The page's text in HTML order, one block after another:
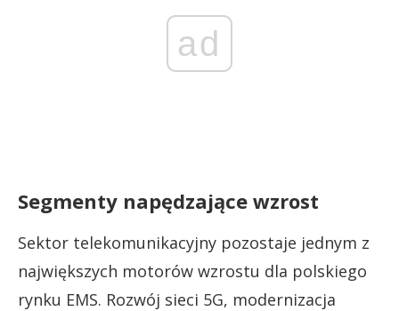
ad
Segmenty napędzające wzrost
Sektor telekomunikacyjny pozostaje jednym z
największych motorów wzrostu dla polskiego
rynku EMS. Rozwój sieci 5G, modernizacja